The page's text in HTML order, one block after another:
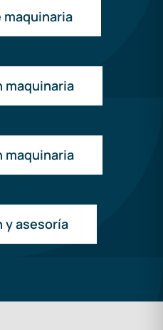
maquinaria
maquinaria
y asesoría